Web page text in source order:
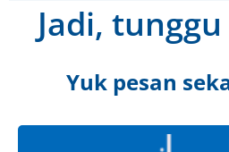
Jadi,
Yuk pesan